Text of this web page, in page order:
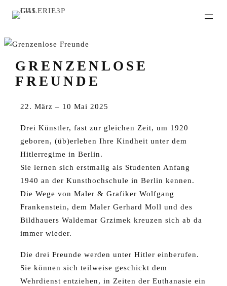
GRENZENLOSE
FREUNDE
22. März – 10 Mai 2025
Drei Künstler, fast zur gleichen Zeit, um 1920
geboren, (üb)erleben Ihre Kindheit unter dem
Hitlerregime in Berlin.
Sie lernen sich erstmalig als Studenten Anfang
1940 an der Kunsthochschule in Berlin kennen.
Die Wege von Maler & Grafiker Wolfgang
Frankenstein, dem Maler Gerhard Moll und des
Bildhauers Waldemar Grzimek kreuzen sich ab da
immer wieder.
Die drei Freunde werden unter Hitler einberufen.
Sie können sich teilweise geschickt dem
Wehrdienst entziehen, in Zeiten der Euthanasie ein